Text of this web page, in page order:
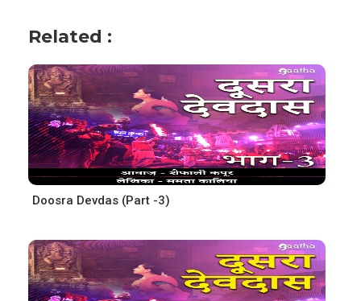
Related :
Doosra Devdas (Part -3)